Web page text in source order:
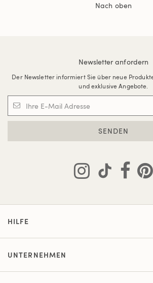
Nach oben
Newsletter anfordern
Der Newsletter informiert Sie über neue
und exklusive Angebote.
SENDEN
HILFE
UNTERNEHMEN